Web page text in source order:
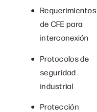
Requerimientos
de CFE para
interconexión
Protocolos de
seguridad
industrial
Protección